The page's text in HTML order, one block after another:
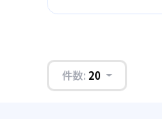
件数: 20